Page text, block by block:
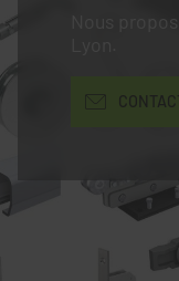
Nous